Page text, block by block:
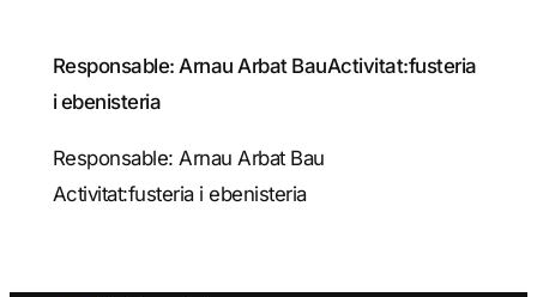
Responsable: Arnau Arbat BauActivitat:fusteria
i ebenisteria
Responsable: Arnau Arbat Bau
Activitat:fusteria i ebenisteria